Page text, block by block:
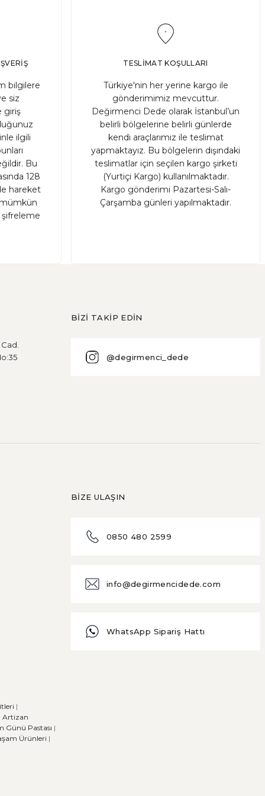
bilgilere
siz
giriş
ilgili
Bu
128
hareket
mümkün
şifreleme
TESLİMAT KOŞULLARI
Türkiye'nin her yerine kargo ile
gönderimimiz mevcuttur.
Değirmenci Dede olarak İstanbul’un
belirli bölgelerine belirli günlerde
kendi araçlarımız ile teslimat
yapmaktayız. Bu bölgelerin dışındaki
teslimatlar için seçilen kargo şirketi
(Yurtiçi Kargo) kullanılmaktadır.
Kargo gönderimi Pazartesi-Salı-
Çarşamba günleri yapılmaktadır.
BİZİ TAKİP EDİN
@degirmenci_dede
|
Artizan
Günü Pastası |
Ürünleri |
BİZE ULAŞIN
0850 480 2599
info@degirmencidede.com
WhatsApp Sipariş Hattı